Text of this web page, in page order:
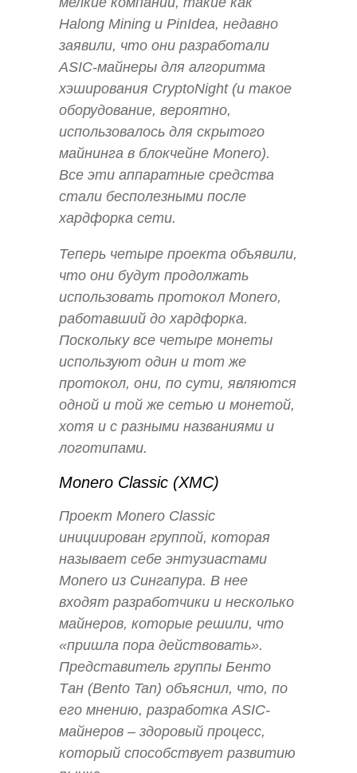
Halong Mining и PinIdea, недавно
заявили, что они разработали
ASIC-майнеры для алгоритма
хэширования CryptoNight (и такое
оборудование, вероятно,
использовалось для скрытого
майнинга в блокчейне Monero).
Все эти аппаратные средства
стали бесполезными после
хардфорка сети.
Теперь четыре проекта объявили,
что они будут продолжать
использовать протокол Monero,
работавший до хардфорка.
Поскольку все четыре монеты
используют один и тот же
протокол, они, по сути, являются
одной и той же сетью и монетой,
хотя и с разными названиями и
логотипами.
Monero Classic (XMC)
Проект Monero Classic
инициирован группой, которая
называет себе энтузиастами
Monero из Сингапура. В нее
входят разработчики и несколько
майнеров, которые решили, что
«пришла пора действовать».
Представитель группы Бенто
Тан (Bento Tan) объяснил, что, по
его мнению, разработка ASIC-
майнеров – здоровый процесс,
который способствует развитию